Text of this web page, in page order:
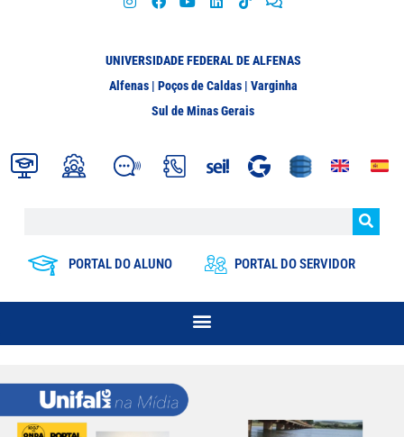
UNIVERSIDADE FEDERAL DE ALFENAS
Alfenas | Poços de Caldas | Varginha
Sul de Minas Gerais
PORTAL DO ALUNO PORTAL DO SERVIDOR